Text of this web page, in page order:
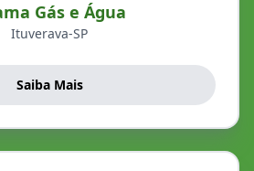
Gás e Água
Ituverava-SP
Saiba Mais